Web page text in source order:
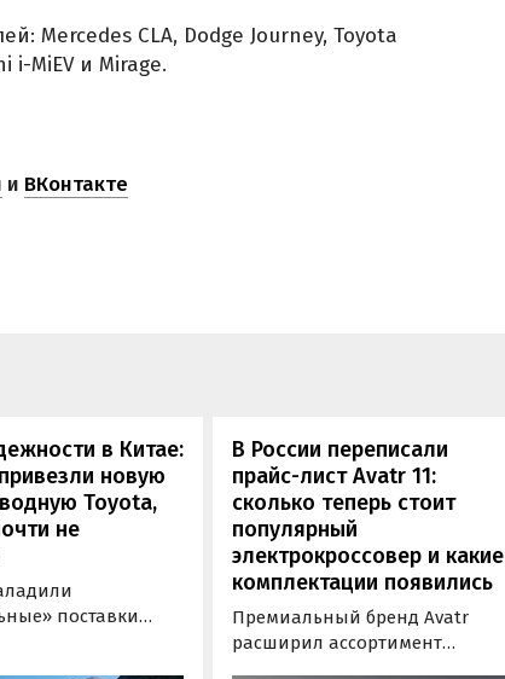
Mercedes CLA, Dodge Journey, Toyota
i-MiEV и Mirage.
и ВКонтакте
в Китае:
новую
Toyota,
не
поставки
В России переписали
прайс-лист Avatr 11:
сколько теперь стоит
популярный
электрокроссовер и какие
комплектации появились
Премиальный бренд Avatr
расширил ассортимент